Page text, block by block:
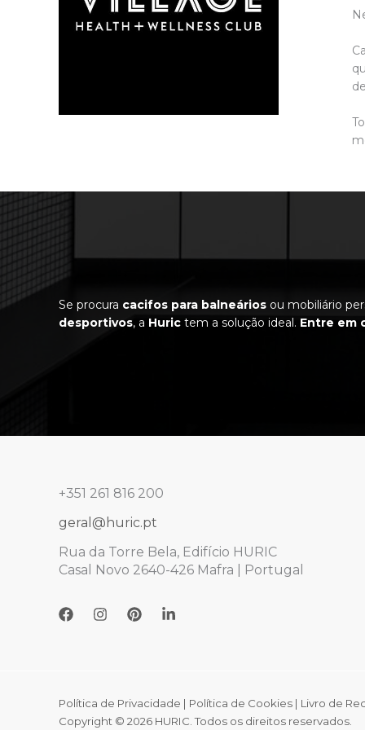
Se procura cacifos para balneários ou mobiliário
desportivos, a Huric tem a solução ideal. Entre em
+351 261 816 200
geral@huric.pt
Rua da Torre Bela, Edifício HURIC
Casal Novo 2640-426 Mafra | Portugal
Política de Privacidade | Política de Cookies | Livro de
Copyright © 2026 HURIC. Todos os direitos reservados.